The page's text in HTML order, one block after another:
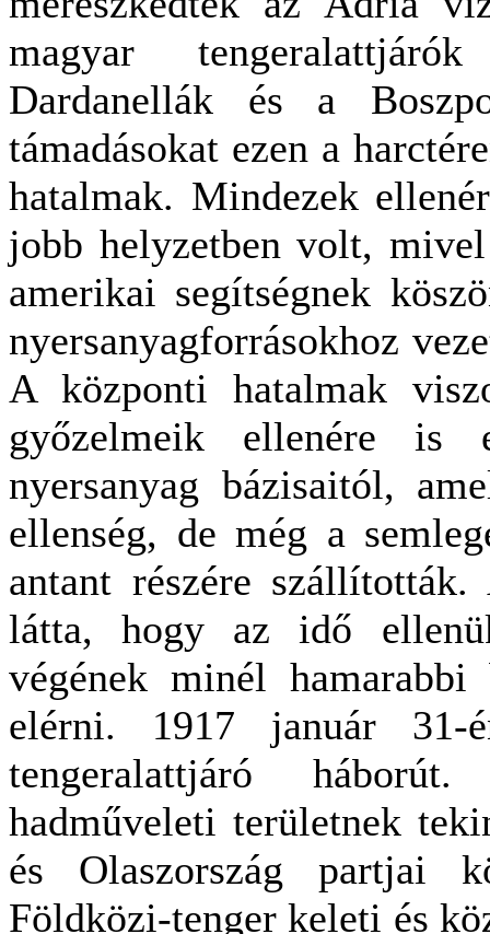
magyar
Dardanellák és a
támadásokat ezen a
hatalmak. Mindezek
jobb helyzetben volt,
amerikai segítségnek
nyersanyagforrásokhoz
A központi hatalmak
győzelmeik ellenére
nyersanyag bázisaitól,
ellenség, de még a
antant részére
látta, hogy az idő
végének minél hamarabbi
elérni. 1917 január 31-
tengeralattjáró
hadműveleti területnek
és Olaszország partjai
Földközi-tenger keleti és